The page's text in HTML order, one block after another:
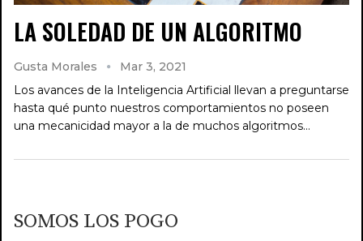
LA SOLEDAD DE UN ALGORITMO
Gusta Morales
Mar 3, 2021
Los avances de la Inteligencia Artificial llevan a preguntarse
hasta qué punto nuestros comportamientos no poseen
una mecanicidad mayor a la de muchos algoritmos…
SOMOS LOS POGO